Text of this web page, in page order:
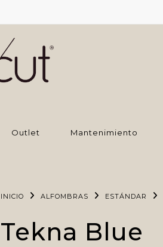
Outlet Mantenimiento
INICIO ALFOMBRAS ESTÁNDAR
Tekna Blue